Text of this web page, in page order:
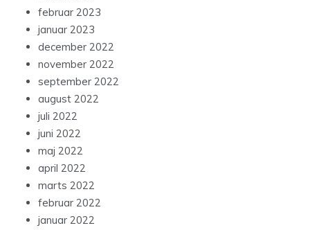
februar 2023
januar 2023
december 2022
november 2022
september 2022
august 2022
juli 2022
juni 2022
maj 2022
april 2022
marts 2022
februar 2022
januar 2022